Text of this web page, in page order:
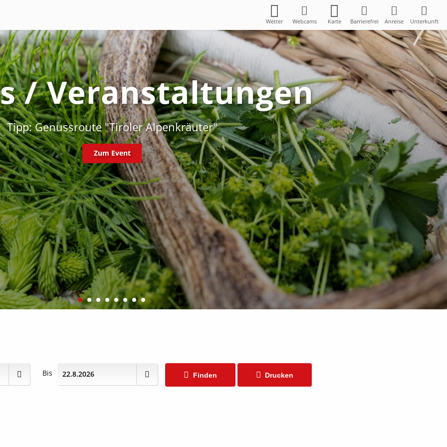
Wetter Webcams Karte Barrierefrei Anreise Unterkunft
/ Veranstaltungen
in Tobadill - ein unvergessliches Erlebnis
Zum Event
Bis Finden Drucken